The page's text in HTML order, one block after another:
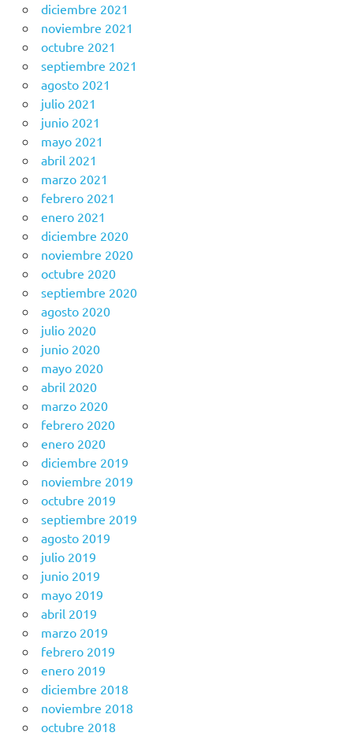
diciembre 2021
noviembre 2021
octubre 2021
septiembre 2021
agosto 2021
julio 2021
junio 2021
mayo 2021
abril 2021
marzo 2021
febrero 2021
enero 2021
diciembre 2020
noviembre 2020
octubre 2020
septiembre 2020
agosto 2020
julio 2020
junio 2020
mayo 2020
abril 2020
marzo 2020
febrero 2020
enero 2020
diciembre 2019
noviembre 2019
octubre 2019
septiembre 2019
agosto 2019
julio 2019
junio 2019
mayo 2019
abril 2019
marzo 2019
febrero 2019
enero 2019
diciembre 2018
noviembre 2018
octubre 2018